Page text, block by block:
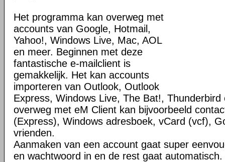
Het programma kan overweg met
accounts van Google, Hotmail,
Yahoo!, Windows Live, Mac, AOL
en meer. Beginnen met deze
fantastische e-mailclient is
gemakkelijk. Het kan accounts
importeren van Outlook, Outlook
Express, Windows Live, The Bat!, Thunderbird
overweg met eM Client kan bijvoorbeeld
(Express), Windows adresboek, vCard (vcf),
vrienden.
Aanmaken van een account gaat super
en wachtwoord in en de rest gaat automatisch.